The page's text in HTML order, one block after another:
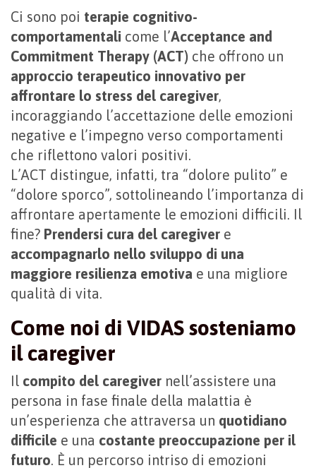
Ci sono poi terapie cognitivo-
comportamentali come l’Acceptance and
Commitment Therapy (ACT) che offrono un
approccio terapeutico innovativo per
affrontare lo stress del caregiver,
incoraggiando l’accettazione delle emozioni
negative e l’impegno verso comportamenti
che riflettono valori positivi.
L’ACT distingue, infatti, tra “dolore pulito” e
“dolore sporco”, sottolineando l’importanza di
affrontare apertamente le emozioni difficili. Il
fine? Prendersi cura del caregiver e
accompagnarlo nello sviluppo di una
maggiore resilienza emotiva e una migliore
qualità di vita.
Come noi di VIDAS sosteniamo
il caregiver
Il compito del caregiver nell’assistere una
persona in fase finale della malattia è
un’esperienza che attraversa un quotidiano
difficile e una costante preoccupazione per il
futuro. È un percorso intriso di emozioni